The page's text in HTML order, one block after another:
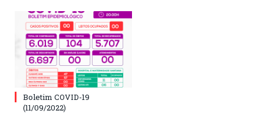
Boletim COVID-19
(11/09/2022)